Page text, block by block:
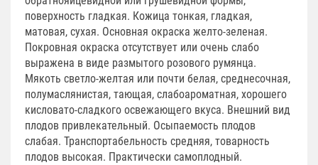
поверхность гладкая. Кожица тонкая, гладкая,
матовая, сухая. Основная окраска желто-зеленая.
Покровная окраска отсутствует или очень слабо
выражена в виде размытого розового румянца.
Мякоть светло-желтая или почти белая, среднесочная,
полумаслянистая, тающая, слабоароматная, хорошего
кисловато-сладкого освежающего вкуса. Внешний вид
плодов привлекательный. Осыпаемость плодов
слабая. Транспортабельность средняя, товарность
плодов высокая. Практически самоплодный.